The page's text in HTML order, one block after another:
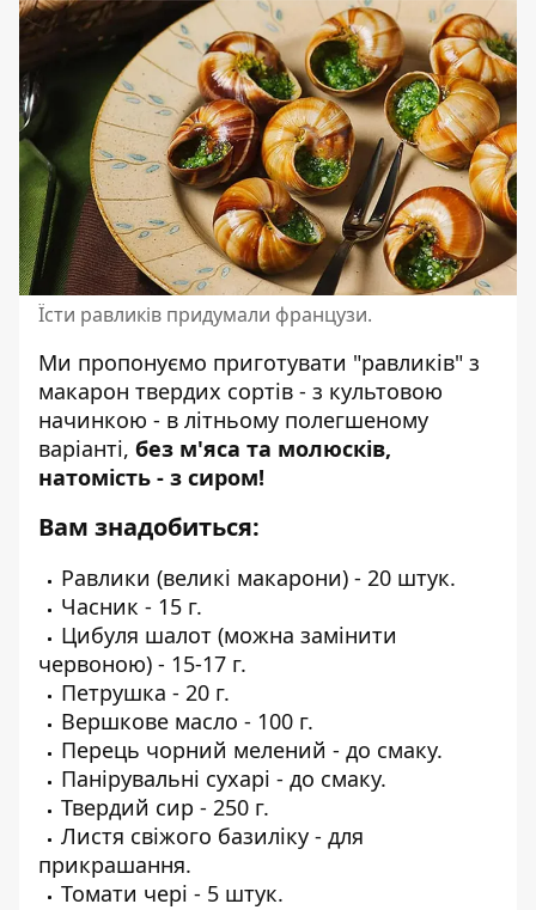
Їсти равликів придумали французи.
Ми пропонуємо приготувати "равликів" з
макарон твердих сортів - з культовою
начинкою - в літньому полегшеному
варіанті, без м'яса та молюсків,
натомість - з сиром!
Вам знадобиться:
Равлики (великі макарони) - 20 штук.
Часник - 15 г.
Цибуля шалот (можна замінити
червоною) - 15-17 г.
Петрушка - 20 г.
Вершкове масло - 100 г.
Перець чорний мелений - до смаку.
Панірувальні сухарі - до смаку.
Твердий сир - 250 г.
Листя свіжого базиліку - для
прикрашання.
Томати чері - 5 штук.